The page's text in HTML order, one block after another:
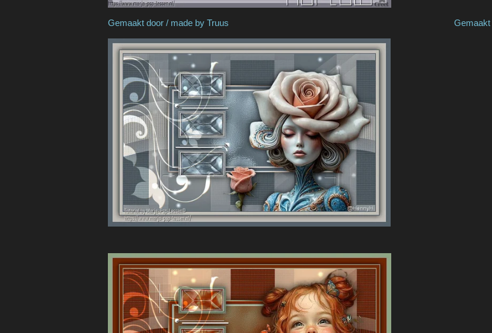
Gemaakt door / made by Truus Gemaakt door /